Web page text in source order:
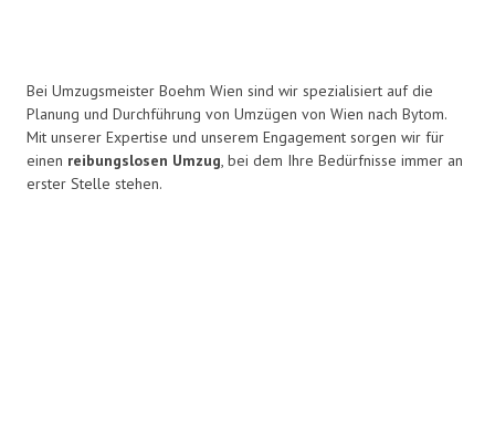
Bei Umzugsmeister Boehm Wien sind wir spezialisiert auf die
Planung und Durchführung von Umzügen von Wien nach Bytom.
Mit unserer Expertise und unserem Engagement sorgen wir für
einen reibungslosen Umzug, bei dem Ihre Bedürfnisse immer an
erster Stelle stehen.